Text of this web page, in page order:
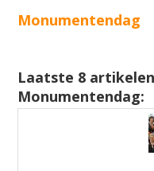
Monumentendag
Laatste 8
Monumentendag: